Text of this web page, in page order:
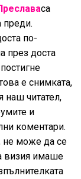
са
преди.
по-
през доста
е снимката,
наш читател,
и
коментари.
не може да се
визия имаше